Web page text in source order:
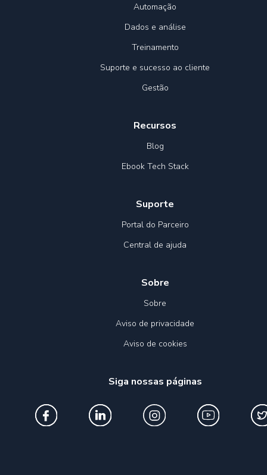
Automação
Dados e análise
Treinamento
Suporte e sucesso ao cliente
Gestão
Recursos
Blog
Ebook Tech Stack
Suporte
Portal do Parceiro
Central de ajuda
Sobre
Sobre
Aviso de privacidade
Aviso de cookies
Siga nossas páginas